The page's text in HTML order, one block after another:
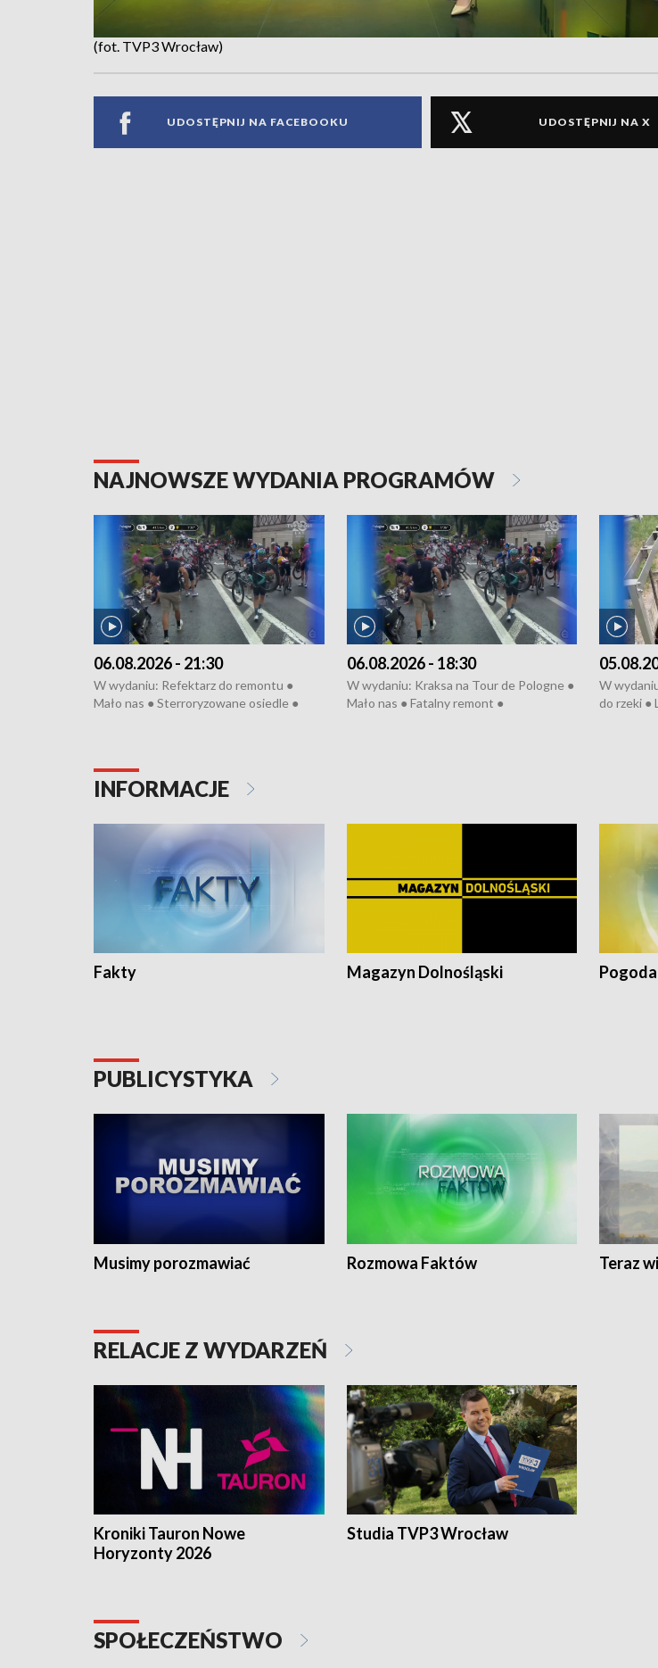
(fot. TVP3 Wrocław)
UDOSTĘPNIJ NA FACEBOOKU UDOSTĘPNIJ NA X
NAJNOWSZE WYDANIA PROGRAMÓW
06.08.2026 - 21:30
W wydaniu: Refektarz do remontu ●
Mało nas ● Sterroryzowane osiedle ●
Pologne
06.08.2026 - 18:30
W wydaniu: Kraksa na Tour de Pologne ●
Mało nas ● Fatalny remont ●
W
do rzeki ●
INFORMACJE
Fakty Magazyn Dolnośląski Pogoda
PUBLICYSTYKA
Musimy porozmawiać Rozmowa Faktów Teraz
RELACJE Z WYDARZEŃ
Kroniki Tauron Nowe
Horyzonty 2026
Studia TVP3 Wrocław
SPOŁECZEŃSTWO